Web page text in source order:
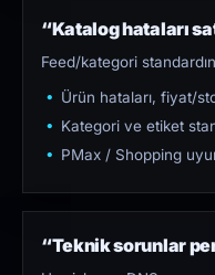
“Katalog hataları
Feed/kategori
Ürün hataları, fiyat/
Kategori ve etiket
PMax / Shopping
“Teknik sorunlar